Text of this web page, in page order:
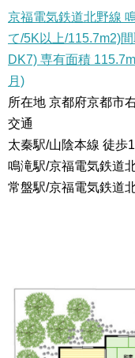
京福電気鉄道北野線
て/5K以上/115.7m2)
DK7) 専有面積
月)
所在地 京都府京都市
交通
太秦駅/山陰本線 徒歩
鳴滝駅/京福電気鉄道
常盤駅/京福電気鉄道